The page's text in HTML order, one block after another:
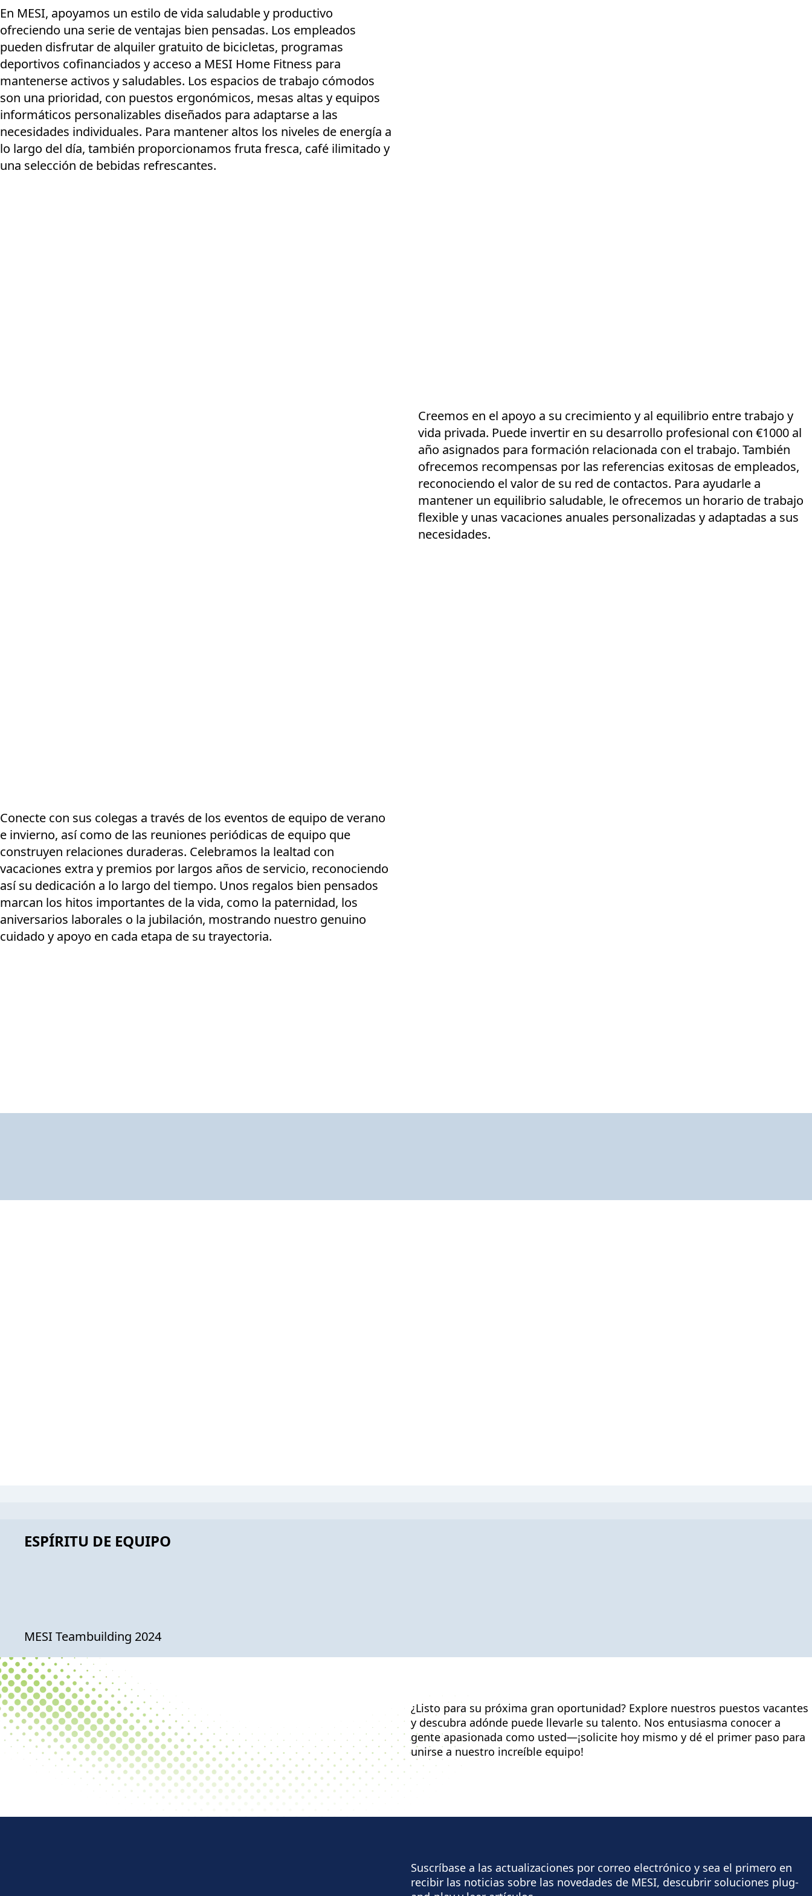
En MESI, apoyamos un estilo de vida saludable y productivo
ofreciendo una serie de ventajas bien pensadas. Los empleados
pueden disfrutar de alquiler gratuito de bicicletas, programas
deportivos cofinanciados y acceso a MESI Home Fitness para
mantenerse activos y saludables. Los espacios de trabajo cómodos
son una prioridad, con puestos ergonómicos, mesas altas y equipos
informáticos personalizables diseñados para adaptarse a las
necesidades individuales. Para mantener altos los niveles de energía a
lo largo del día, también proporcionamos fruta fresca, café ilimitado y
una selección de bebidas refrescantes.
Creemos en el apoyo a su crecimiento y al equilibrio entre trabajo y
vida privada. Puede invertir en su desarrollo profesional con €1000 al
año asignados para formación relacionada con el trabajo. También
ofrecemos recompensas por las referencias exitosas de empleados,
reconociendo el valor de su red de contactos. Para ayudarle a
mantener un equilibrio saludable, le ofrecemos un horario de trabajo
flexible y unas vacaciones anuales personalizadas y adaptadas a sus
necesidades.
Conecte con sus colegas a través de los eventos de equipo de verano
e invierno, así como de las reuniones periódicas de equipo que
construyen relaciones duraderas. Celebramos la lealtad con
vacaciones extra y premios por largos años de servicio, reconociendo
así su dedicación a lo largo del tiempo. Unos regalos bien pensados
marcan los hitos importantes de la vida, como la paternidad, los
aniversarios laborales o la jubilación, mostrando nuestro genuino
cuidado y apoyo en cada etapa de su trayectoria.
ESPÍRITU DE EQUIPO
MESI Teambuilding 2024
¿Listo para su próxima gran oportunidad? Explore nuestros puestos vacantes
y descubra adónde puede llevarle su talento. Nos entusiasma conocer a
gente apasionada como usted—¡solicite hoy mismo y dé el primer paso para
unirse a nuestro increíble equipo!
Suscríbase a las actualizaciones por correo electrónico y sea el primero en
recibir las noticias sobre las novedades de MESI, descubrir soluciones plug-